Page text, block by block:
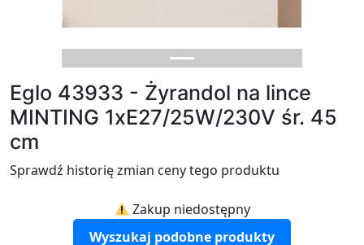
Eglo 43933 - Żyrandol na lince
MINTING 1xE27/25W/230V śr. 45
cm
Sprawdź historię zmian ceny tego produktu
Zakup niedostępny
Wyszukaj podobne produkty